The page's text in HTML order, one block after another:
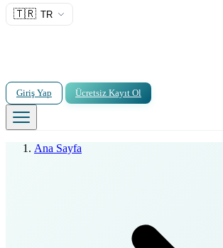
🇹🇷 TR
Giriş Yap Ücretsiz Kayıt Ol
Ana Sayfa